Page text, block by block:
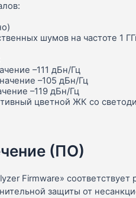
шумов на частоте 1
–111 дБн/Гц
–105 дБн/Гц
–119 дБн/Гц
цветной ЖК со
(ПО)
Firmware»
защиты от